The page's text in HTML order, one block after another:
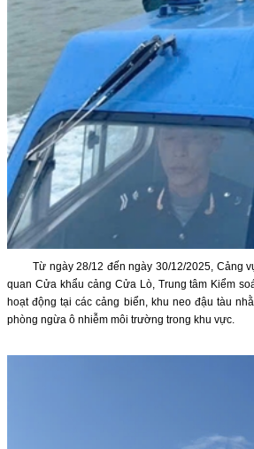
Từ ngày 28/12 đến ngày 30/12/2025, Cảng
quan Cửa khẩu cảng Cửa Lò, Trung tâm Kiểm
hoạt động tại các cảng biển, khu neo đậu tàu
phòng ngừa ô nhiễm môi trường trong khu vực.